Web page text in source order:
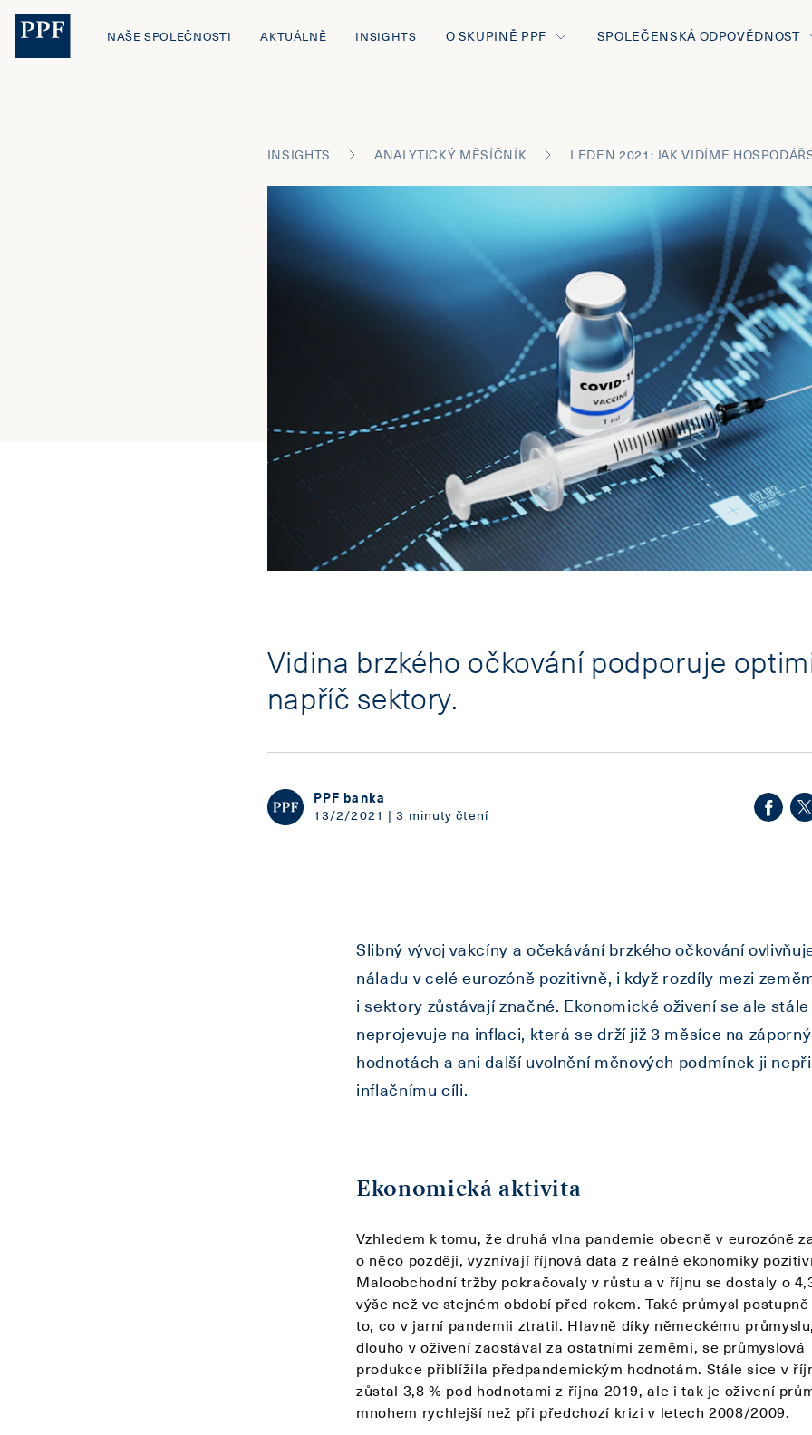
NAŠE SPOLEČNOSTI AKTUÁLNĚ INSIGHTS O SKUPINĚ PPF SPOLEČENSKÁ ODPOVĚDNOST
INSIGHTS ANALYTICKÝ MĚSÍČNÍK
Vidina brzkého očkování podporuje
napříč sektory.
PPF banka
13/2/2021 | 3 minuty čtení
Slibný vývoj vakcíny a očekávání brzkého očkování
náladu v celé eurozóně pozitivně, i když rozdíly mezi
i sektory zůstávají značné. Ekonomické oživení se ale stále
neprojevuje na inflaci, která se drží již 3 měsíce na
hodnotách a ani další uvolnění měnových podmínek ji
inflačnímu cíli.
Ekonomická aktivita
Vzhledem k tomu, že druhá vlna pandemie obecně v eurozóně
o něco později, vyznívají říjnová data z reálné ekonomiky
Maloobchodní tržby pokračovaly v růstu a v říjnu se dostaly o
výše než ve stejném období před rokem. Také průmysl
to, co v jarní pandemii ztratil. Hlavně díky německému
dlouho v oživení zaostával za ostatními zeměmi, se průmyslová
produkce přiblížila předpandemickým hodnotám. Stále sice v
zůstal 3,8 % pod hodnotami z října 2019, ale i tak je oživení
mnohem rychlejší než při předchozí krizi v letech 2008/2009.